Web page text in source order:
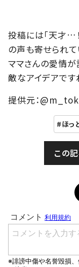
投稿には「天才…
の声も寄せられて
ママさんの愛情が
敵なアイデアです
提供元：
ほっ
この